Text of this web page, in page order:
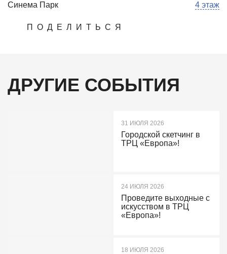
Синема Парк 4 этаж
ПОДЕЛИТЬСЯ
ДРУГИЕ СОБЫТИЯ
31 ИЮЛЯ 2026
Городской скетчинг в
ТРЦ «Европа»!
24 ИЮЛЯ 2026
Проведите выходные с
искусством в ТРЦ
«Европа»!
18 ИЮЛЯ 2026